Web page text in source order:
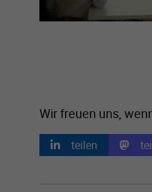
Wir freuen uns,
teilen